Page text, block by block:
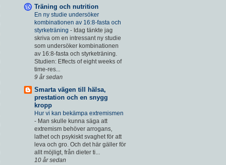
Träning och nutrition
En ny studie undersöker
kombinationen av 16:8-fasta och
styrketräning - Idag tänkte jag
skriva om en intressant ny studie
som undersöker kombinationen
av 16:8-fasta och styrketräning.
Studien: Effects of eight weeks of
time-res...
9 år sedan
Smarta vägen till hälsa,
prestation och en snygg
kropp
Hur vi kan bekämpa extremismen
- Man skulle kunna säga att
extremism behöver arrogans,
lathet och psykiskt svaghet för att
leva och gro. Och det här gäller för
allt möjligt, från dieter ti...
10 år sedan